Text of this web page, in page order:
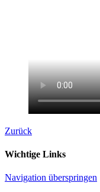
Zurück
Wichtige Links
Navigation überspringen